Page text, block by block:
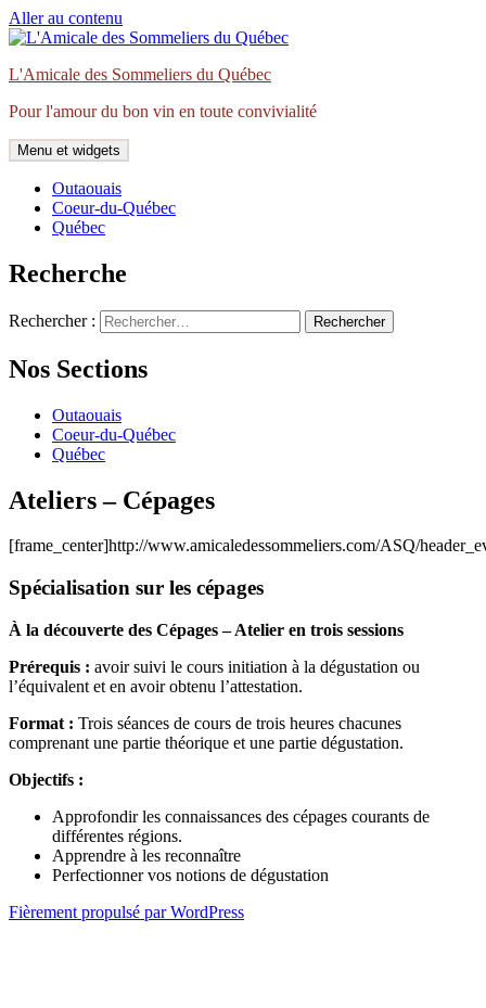
Aller au contenu
L'Amicale des Sommeliers du Québec
Pour l'amour du bon vin en toute convivialité
Menu et widgets
Outaouais
Coeur-du-Québec
Québec
Recherche
Rechercher :
Nos Sections
Outaouais
Coeur-du-Québec
Québec
Ateliers – Cépages
[frame_center]http://www.amicaledessommeliers.com/ASQ/
Spécialisation sur les cépages
À la découverte des Cépages – Atelier en trois sessions
Prérequis : avoir suivi le cours initiation à la dégustation ou
l’équivalent et en avoir obtenu l’attestation.
Format : Trois séances de cours de trois heures chacunes
comprenant une partie théorique et une partie dégustation.
Objectifs :
Approfondir les connaissances des cépages courants de
différentes régions.
Apprendre à les reconnaître
Perfectionner vos notions de dégustation
Fièrement propulsé par WordPress